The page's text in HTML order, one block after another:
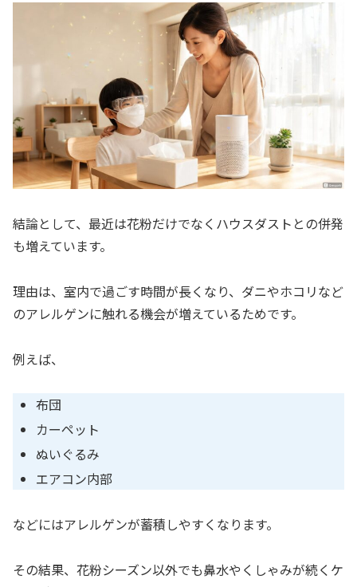
結論として、最近は花粉だけでなくハウスダストとの併発
も増えています。
理由は、室内で過ごす時間が長くなり、ダニやホコリなど
のアレルゲンに触れる機会が増えているためです。
例えば、
布団
カーペット
ぬいぐるみ
エアコン内部
などにはアレルゲンが蓄積しやすくなります。
その結果、花粉シーズン以外でも鼻水やくしゃみが続くケ